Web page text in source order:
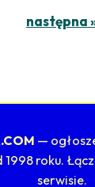
następna
—
roku.
serwisie.